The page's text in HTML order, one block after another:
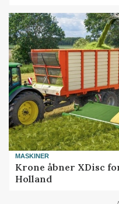
MASKINER
Krone åbner XDisc
Holland